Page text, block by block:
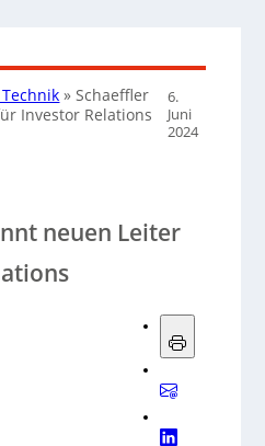
»Schaeffler
Investor Relations
6.
Juni
2024
neuen Leiter